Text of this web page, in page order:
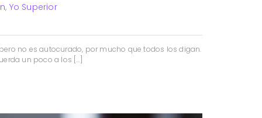
, Yo Superior
no es autocurado, por mucho que todos los digan.
un poco a los […]